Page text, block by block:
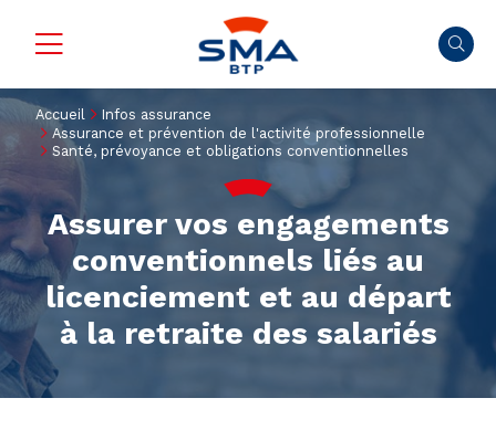
Accueil
Infos assurance
Assurance et prévention de l'activité professionnelle
Santé, prévoyance et obligations conventionnelles
Assurer vos engagements
conventionnels liés au
licenciement et au départ
à la retraite des salariés